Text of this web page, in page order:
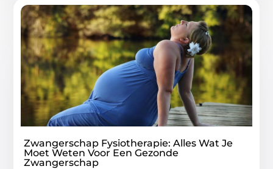
Zwangerschap Fysiotherapie: Alles Wat Je
Moet Weten Voor Een Gezonde
Zwangerschap